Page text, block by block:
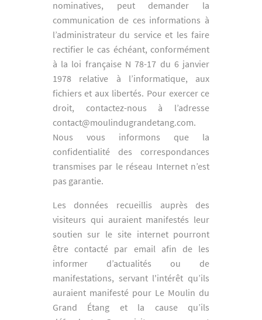
nominatives, peut demander la
communication de ces informations à
l’administrateur du service et les faire
rectifier le cas échéant, conformément
à la loi française N 78-17 du 6 janvier
1978 relative à l’informatique, aux
fichiers et aux libertés. Pour exercer ce
droit, contactez-nous à l’adresse
contact@moulindugrandetang.com.
Nous vous informons que la
confidentialité des correspondances
transmises par le réseau Internet n’est
pas garantie.
Les données recueillis auprès des
visiteurs qui auraient manifestés leur
soutien sur le site internet pourront
être contacté par email afin de les
informer d’actualités ou de
manifestations, servant l'intérêt qu’ils
auraient manifesté pour Le Moulin du
Grand Étang et la cause qu’ils